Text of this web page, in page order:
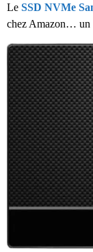
Le SSD NVMe
chez Amazon… un